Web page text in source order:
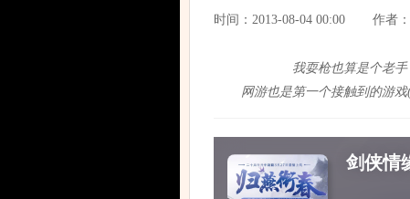
时间：2013-08-04 00:00 作者：
我耍枪也算是个老手
网游也是第一个接触到的游
剑侠情